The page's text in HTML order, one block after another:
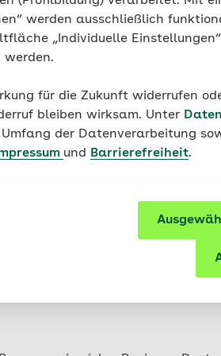
werden ausschließlich
„Individuelle
werden.
für die Zukunft widerrufen
bleiben wirksam. Unter
der Datenverarbeitung
und Barrierefreiheit.
zum
Deutschlands. Ob und
Wann kommt